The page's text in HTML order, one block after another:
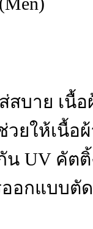
สบาย เ
วยให้เนื้
UV คัต
ออกแบบตั